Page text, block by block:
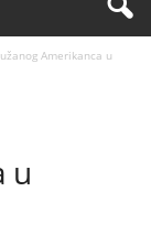
Amerikanca u
u